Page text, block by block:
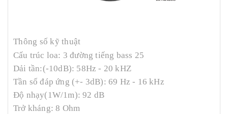
Thông số kỹ thuật
Cấu trúc loa: 3 đường tiếng bass 25
Dải tần:(-10dB): 58Hz - 20 kHZ
Tần số đáp ứng (+- 3dB): 69 Hz - 16 kHz
Độ nhạy(1W/1m): 92 dB
Trở kháng: 8 Ohm